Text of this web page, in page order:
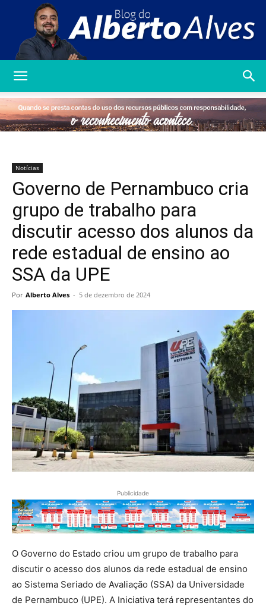
Alberto
Alves
Notícias
Governo de Pernambuco cria
grupo de trabalho para
discutir acesso dos alunos da
rede estadual de ensino ao
SSA da UPE
Por Alberto Alves - 5 de dezembro de 2024
Publicidade
O Governo do Estado criou um grupo de trabalho para
discutir o acesso dos alunos da rede estadual de ensino
ao Sistema Seriado de Avaliação (SSA) da Universidade
de Pernambuco (UPE). A Iniciativa terá representantes do